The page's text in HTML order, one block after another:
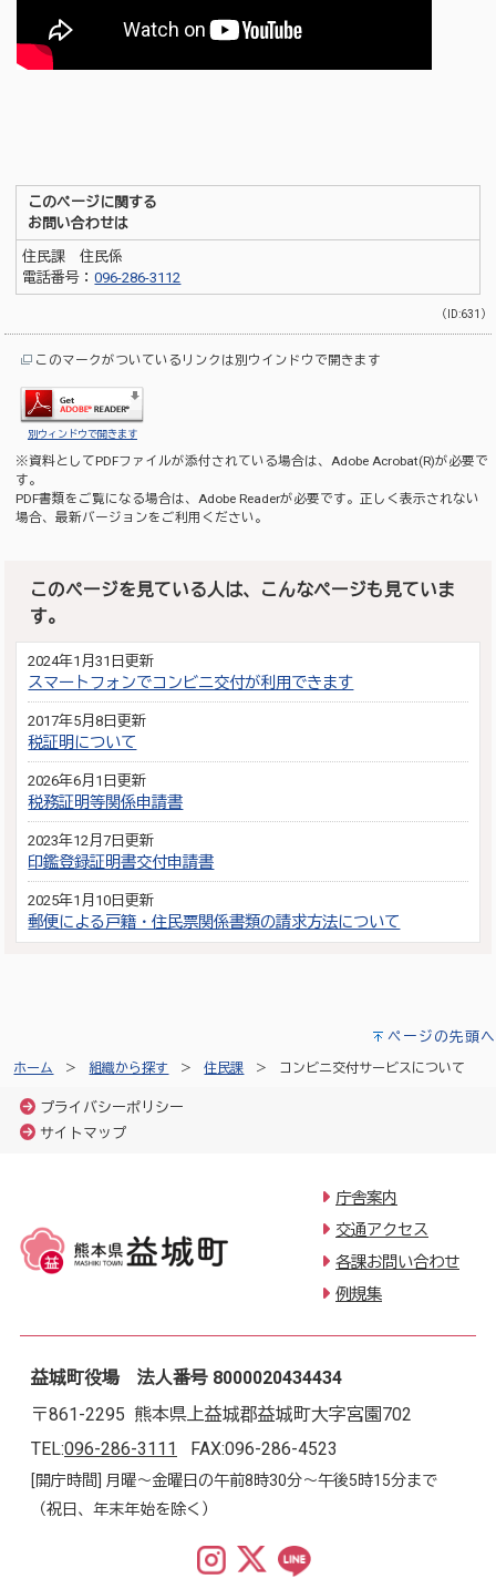
このページに関する
お問い合わせは
住民課 住民係
電話番号：096-286-3112
（ID:631）
このマークがついているリンクは別ウインドウで開きます
別ウィンドウで開きます
※資料としてPDFファイルが添付されている場合は、Adobe Acrobat(R)が必要で
す。
PDF書類をご覧になる場合は、Adobe Readerが必要です。正しく表示されない
場合、最新バージョンをご利用ください。
このページを見ている人は、こんなページも見ていま
す。
2024年1月31日更新
スマートフォンでコンビニ交付が利用できます
2017年5月8日更新
税証明について
2026年6月1日更新
税務証明等関係申請書
2023年12月7日更新
印鑑登録証明書交付申請書
2025年1月10日更新
郵便による戸籍・住民票関係書類の請求方法について
ページの先頭へ
ホーム 組織から探す 住民課 コンビニ交付サービスについて
プライバシーポリシー
サイトマップ
庁舎案内
交通アクセス
各課お問い合わせ
例規集
益城町役場 法人番号 8000020434434
〒861-2295 熊本県上益城郡益城町大字宮園702
TEL:096-286-3111 FAX:096-286-4523
[開庁時間] 月曜～金曜日の午前8時30分～午後5時15分まで
（祝日、年末年始を除く）